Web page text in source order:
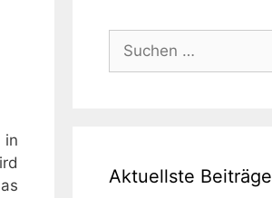
in
nach:
Aktuellste Beiträge